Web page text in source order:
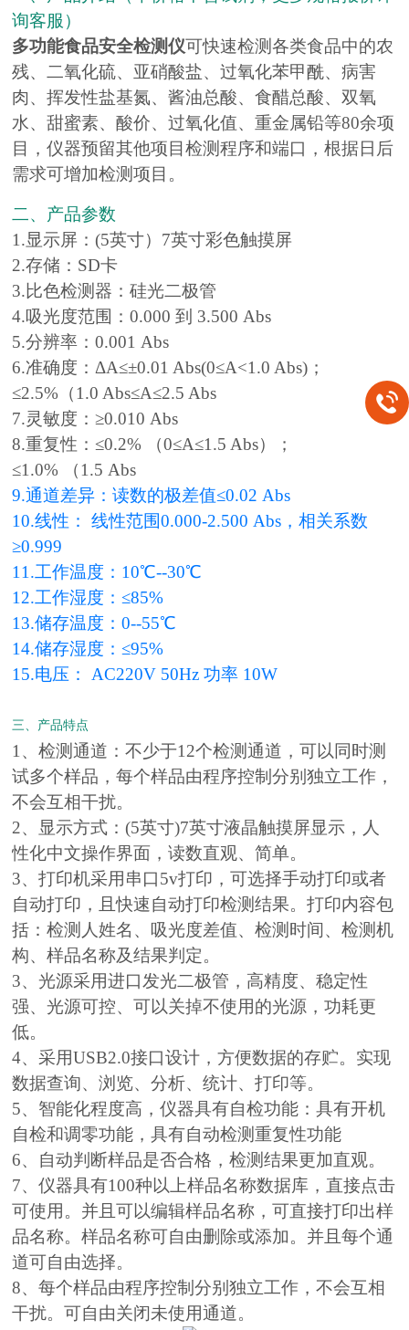
询客服）
多功能食品安全检测仪可快速检测各类食品中的农
残、二氧化硫、亚硝酸盐、过氧化苯甲酰、病害
肉、挥发性盐基氮、酱油总酸、食醋总酸、双氧
水、甜蜜素、酸价、过氧化值、重金属铅等80余项
目，仪器预留其他项目检测程序和端口，根据日后
需求可增加检测项目。
二、产品参数
1.显示屏：(5英寸）7英寸彩色触摸屏
2.存储：SD卡
3.比色检测器：硅光二极管
4.吸光度范围：0.000 到 3.500 Abs
5.分辨率：0.001 Abs
6.准确度：ΔA≤±0.01 Abs(0≤A<1.0 Abs)；
≤2.5%（1.0 Abs≤A≤2.5 Abs
7.灵敏度：≥0.010 Abs
8.重复性：≤0.2% （0≤A≤1.5 Abs）；
≤1.0% （1.5 Abs
9.通道差异：读数的极差值≤0.02 Abs
10.线性： 线性范围0.000-2.500 Abs，相关系数
≥0.999
11.工作温度：10℃--30℃
12.工作湿度：≤85%
13.储存温度：0--55℃
14.储存湿度：≤95%
15.电压： AC220V 50Hz 功率 10W
三、产品特点
1、检测通道：不少于12个检测通道，可以同时测
试多个样品，每个样品由程序控制分别独立工作，
不会互相干扰。
2、显示方式：(5英寸)7英寸液晶触摸屏显示，人
性化中文操作界面，读数直观、简单。
3、打印机采用串口5v打印，可选择手动打印或者
自动打印，且快速自动打印检测结果。打印内容包
括：检测人姓名、吸光度差值、检测时间、检测机
构、样品名称及结果判定。
3、光源采用进口发光二极管，高精度、稳定性
强、光源可控、可以关掉不使用的光源，功耗更
低。
4、采用USB2.0接口设计，方便数据的存贮。实现
数据查询、浏览、分析、统计、打印等。
5、智能化程度高，仪器具有自检功能：具有开机
自检和调零功能，具有自动检测重复性功能
6、自动判断样品是否合格，检测结果更加直观。
7、仪器具有100种以上样品名称数据库，直接点击
可使用。并且可以编辑样品名称，可直接打印出样
品名称。样品名称可自由删除或添加。并且每个通
道可自由选择。
8、每个样品由程序控制分别独立工作，不会互相
干扰。可自由关闭未使用通道。